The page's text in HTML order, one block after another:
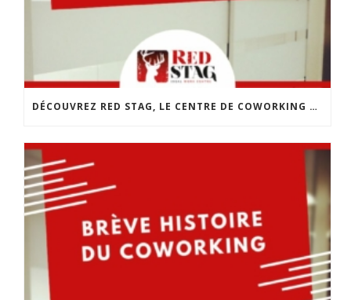
DÉCOUVREZ RED STAG, LE CENTRE DE COWORKING DE CHOLET